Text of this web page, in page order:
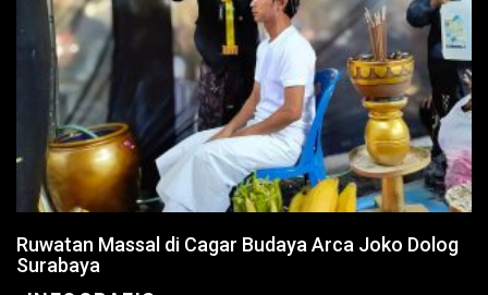
Ruwatan Massal di Cagar Budaya Arca Joko Dolog
Surabaya